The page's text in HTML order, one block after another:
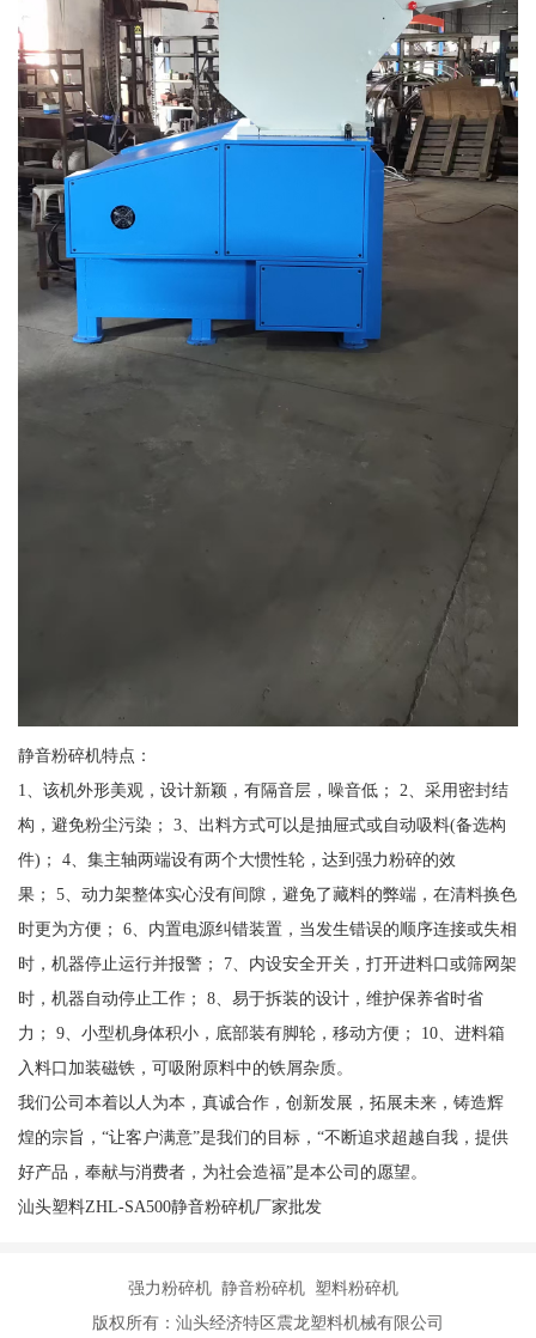
静音粉碎机特点：
1、该机外形美观，设计新颖，有隔音层，噪音低； 2、采用密封结
构，避免粉尘污染； 3、出料方式可以是抽屉式或自动吸料(备选构
件)； 4、集主轴两端设有两个大惯性轮，达到强力粉碎的效
果； 5、动力架整体实心没有间隙，避免了藏料的弊端，在清料换色
时更为方便； 6、内置电源纠错装置，当发生错误的顺序连接或失相
时，机器停止运行并报警； 7、内设安全开关，打开进料口或筛网架
时，机器自动停止工作； 8、易于拆装的设计，维护保养省时省
力； 9、小型机身体积小，底部装有脚轮，移动方便； 10、进料箱
入料口加装磁铁，可吸附原料中的铁屑杂质。
我们公司本着以人为本，真诚合作，创新发展，拓展未来，铸造辉
煌的宗旨，“让客户满意”是我们的目标，“不断追求超越自我，提供
好产品，奉献与消费者，为社会造福”是本公司的愿望。
汕头塑料ZHL-SA500静音粉碎机厂家批发
强力粉碎机 静音粉碎机 塑料粉碎机
版权所有：汕头经济特区震龙塑料机械有限公司